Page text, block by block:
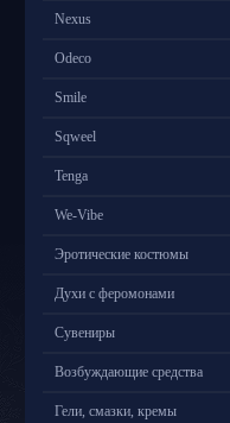
Nexus
Odeco
Smile
Sqweel
Tenga
We-Vibe
Эротические костюмы
Духи с феромонами
Сувениры
Возбуждающие средства
Гели, смазки, кремы